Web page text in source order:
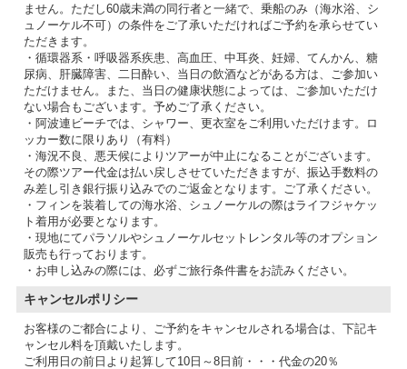
ません。ただし60歳未満の同行者と一緒で、乗船のみ（海水浴、シ
ュノーケル不可）の条件をご了承いただければご予約を承らせてい
ただきます。
・循環器系・呼吸器系疾患、高血圧、中耳炎、妊婦、てんかん、糖
尿病、肝臓障害、二日酔い、当日の飲酒などがある方は、ご参加い
ただけません。また、当日の健康状態によっては、ご参加いただけ
ない場合もございます。予めご了承ください。
・阿波連ビーチでは、シャワー、更衣室をご利用いただけます。ロ
ッカー数に限りあり（有料）
・海況不良、悪天候によりツアーが中止になることがございます。
その際ツアー代金は払い戻しさせていただきますが、振込手数料の
み差し引き銀行振り込みでのご返金となります。ご了承ください。
・フィンを装着しての海水浴、シュノーケルの際はライフジャケッ
ト着用が必要となります。
・現地にてパラソルやシュノーケルセットレンタル等のオプション
販売も行っております。
・お申し込みの際には、必ずご旅行条件書をお読みください。
キャンセルポリシー
お客様のご都合により、ご予約をキャンセルされる場合は、下記キ
ャンセル料を頂戴いたします。
ご利用日の前日より起算して10日～8日前・・・代金の20％